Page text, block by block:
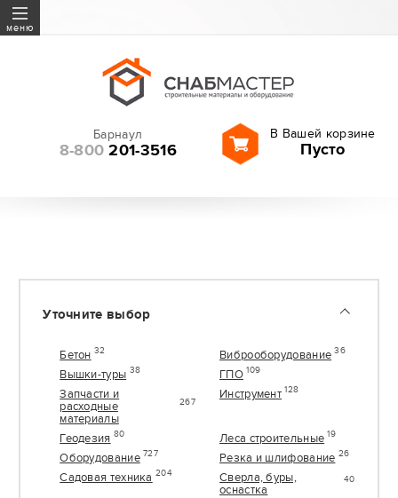
меню
Барнаул
8-800 201-3516
В Вашей корзине
Пусто
Уточните выбор
Бетон 32 Виброоборудование 36
Вышки-туры 38 ГПО 109
Запчасти и
расходные
материалы
267
Инструмент 128
Геодезия 80 Леса строительные 19
Оборудование 727 Резка и шлифование 26
Садовая техника 204
Сверла, буры,
оснастка
40
Бетон
Виброоборудование
Вышки-туры
Запчасти и расходные
материалы
Садовая техника
Сверла, буры, оснастка